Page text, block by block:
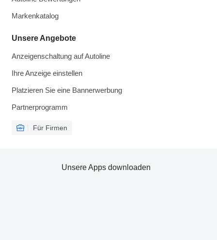
Markenkatalog
Unsere Angebote
Anzeigenschaltung auf Autoline
Ihre Anzeige einstellen
Platzieren Sie eine Bannerwerbung
Partnerprogramm
Für Firmen
Unsere Apps downloaden